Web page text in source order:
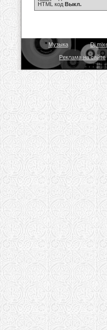
HTML код Выкл.
Музыка Dj
Реклама на сайте